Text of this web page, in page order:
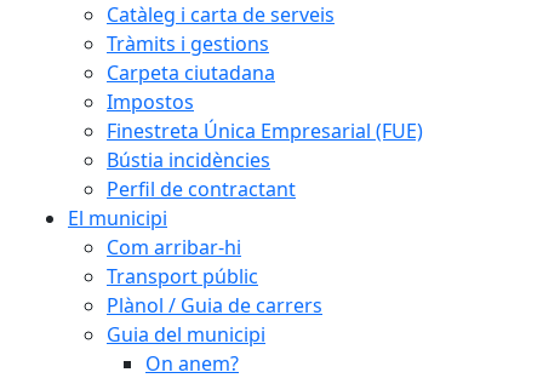
Catàleg i carta de serveis
Tràmits i gestions
Carpeta ciutadana
Impostos
Finestreta Única Empresarial (FUE)
Bústia incidències
Perfil de contractant
El municipi
Com arribar-hi
Transport públic
Plànol / Guia de carrers
Guia del municipi
On anem?